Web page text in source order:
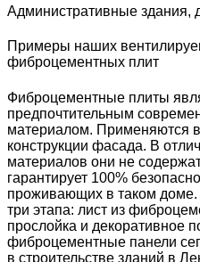
Административные здания,
Примеры наших
фиброцементных плит
Фиброцементные плиты
предпочтительным
материалом. Применяются в
конструкции фасада. В
материалов они не
гарантирует 100%
проживающих в таком доме.
три этапа: лист из
прослойка и декоративное
фиброцементные панели
в строительстве зданий в